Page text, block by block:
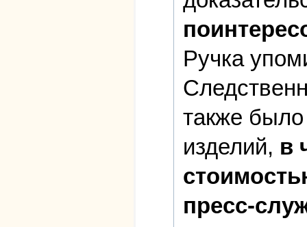
Ручка
также
изделий, в
пресс-